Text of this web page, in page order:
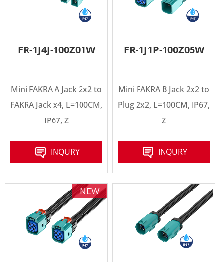
FR-1J4J-100Z01W
Mini FAKRA A Jack 2x2 to
FAKRA Jack x4, L=100CM,
IP67, Z
INQURY
FR-1J1P-100Z05W
Mini FAKRA B Jack 2x2 to
Plug 2x2, L=100CM, IP67,
Z
INQURY
NEW